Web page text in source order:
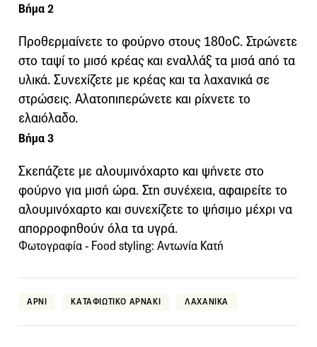
Βήμα 2
Προθερμαίνετε το φούρνο στους 180οC. Στρώνετε
στο ταψί το μισό κρέας και εναλλάξ τα μισά από τα
υλικά. Συνεχίζετε με κρέας και τα λαχανικά σε
στρώσεις. Αλατοπιπερώνετε και ρίχνετε το
ελαιόλαδο.
Βήμα 3
Σκεπάζετε με αλουμινόχαρτο και ψήνετε στο
φούρνο για μισή ώρα. Στη συνέχεια, αφαιρείτε το
αλουμινόχαρτο και συνεχίζετε το ψήσιμο μέχρι να
απορροφηθούν όλα τα υγρά.
Φωτογραφία - Food styling: Αντωνία Κατή
ΑΡΝΙ ΚΑΤΑΦΙΩΤΙΚΟ ΑΡΝΑΚΙ ΛΑΧΑΝΙΚΑ